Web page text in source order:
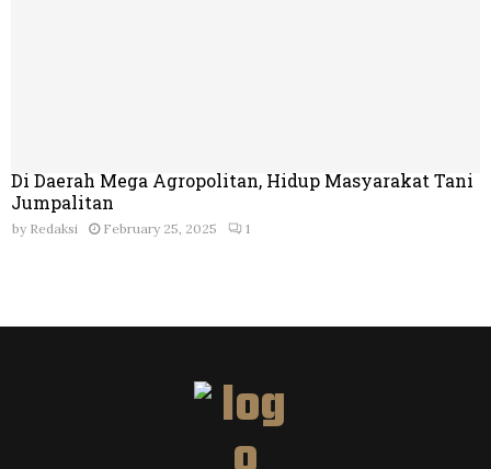
Di Daerah Mega Agropolitan, Hidup Masyarakat Tani
Jumpalitan
by Redaksi February 25, 2025 1